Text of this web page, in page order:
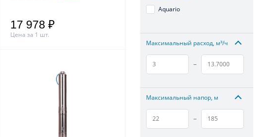
17 978 ₽
Цена за 1 шт.
Aquario
Максимальный расход, м³/ч
–
Максимальный напор, м
–